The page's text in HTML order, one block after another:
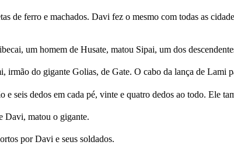
de ferro e machados. Davi fez o mesmo com todas as
um homem de Husate, matou Sipai, um dos
do gigante Golias, de Gate. O cabo da lança de Lami
seis dedos em cada pé, vinte e quatro dedos ao todo. Ele
Davi, matou o gigante.
por Davi e seus soldados.